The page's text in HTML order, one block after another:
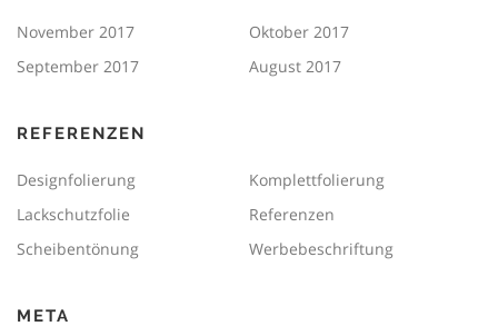
November 2017
Oktober 2017
September 2017
August 2017
REFERENZEN
Designfolierung
Komplettfolierung
Lackschutzfolie
Referenzen
Scheibentönung
Werbebeschriftung
META